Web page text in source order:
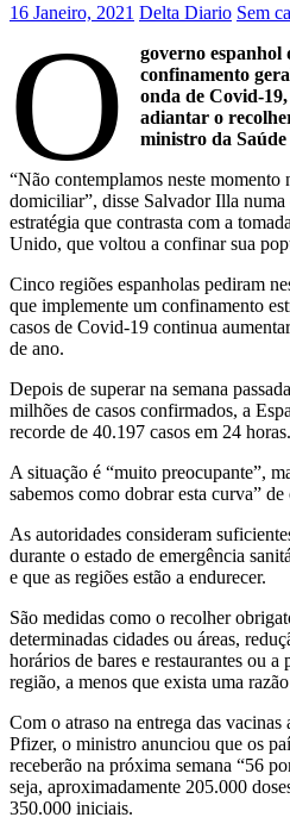
16 Janeiro, 2021 Delta Diario Sem
O
governo espanhol
confinamento
onda de Covid-
adiantar o
ministro da Saúde
“Não contemplamos neste momento
domiciliar”, disse Salvador Illa
estratégia que contrasta com a
Unido, que voltou a confinar sua
Cinco regiões espanholas pediram
que implemente um confinamento
casos de Covid-19 continua
de ano.
Depois de superar na semana
milhões de casos confirmados, a
recorde de 40.197 casos em 24 horas.
A situação é “muito preocupante”,
sabemos como dobrar esta curva”
As autoridades consideram
durante o estado de emergência
e que as regiões estão a endurecer.
São medidas como o recolher
determinadas cidades ou áreas,
horários de bares e restaurantes ou
região, a menos que exista uma
Com o atraso na entrega das
Pfizer, o ministro anunciou que os
receberão na próxima semana “56
seja, aproximadamente 205.000
350.000 iniciais.